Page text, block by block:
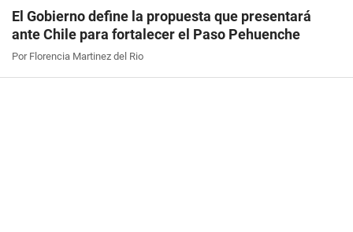
El Gobierno define la propuesta que presentará
ante Chile para fortalecer el Paso Pehuenche
Por Florencia Martinez del Rio